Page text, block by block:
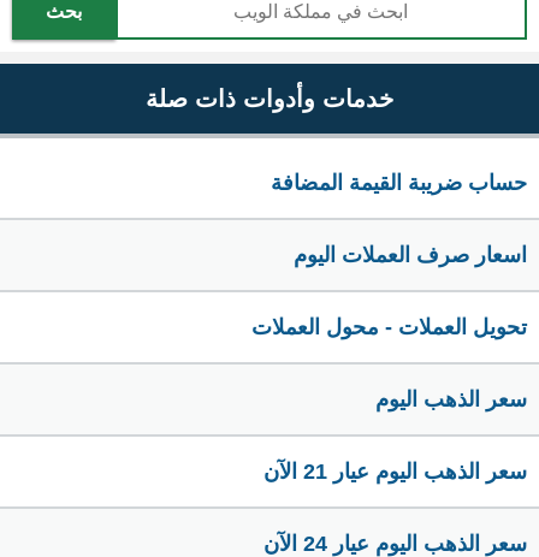
بحث
خدمات وأدوات ذات صلة
حساب ضريبة القيمة المضافة
اسعار صرف العملات اليوم
تحويل العملات - محول العملات
سعر الذهب اليوم
سعر الذهب اليوم عيار 21 الآن
سعر الذهب اليوم عيار 24 الآن